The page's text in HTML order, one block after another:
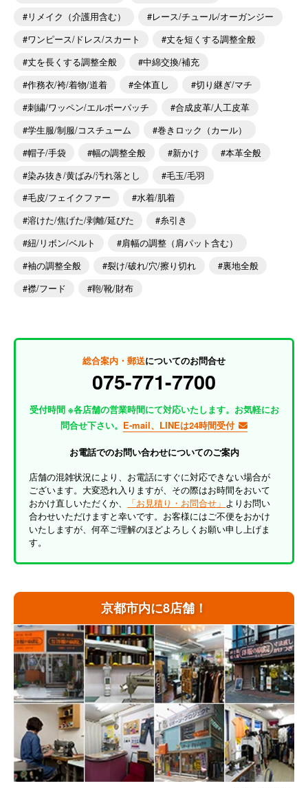
京都市内に8店舗！
リメイク（介護用含む）
レース/チュール/オーガンジー
ワンピース/ドレス/スカート
丈を短くする調整全般
丈を長くする調整全般
中綿交換/補充
作務衣/袴/着物/道着
全体直し
切り継ぎ/マチ
刺繍/ワッペン/エルボーパッチ
合成皮革/人工皮革
学生服/制服/コスチューム
巻きロック（カール）
帽子/手袋
幅の調整全般 新かけ
本革全般
染み抜き/黄ばみ/汚れ落とし
毛玉/毛羽
毛皮/フェイクファー
水着/肌着
溶けた/焦げた/剥離/延びた
糸引き
紐/リボン/ベルト
肩幅の調整（肩パット含む）
袖の調整全般
裂け/破れ/穴/擦り切れ
裏地全般
襟/フード
鞄/靴/財布
総合案内・郵送についてのお問合せ
075-771-7700
受付時間 ※各店舗の営業時間にて対応いたします。お気軽にお
問合せ下さい。 E-mail、LINEは24時間受付
お電話でのお問い合わせについてのご案内
店舗の混雑状況により、お電話にすぐに対応できない場合が
ございます。大変恐れ入りますが、その際はお時間をおいて
おかけ直しいただくか、
「お見積り・お問合せ」 よりお問い
合わせいただけますと幸いです。お客様にはご不便をおかけ
いたしますが、何卒ご理解のほどよろしくお願い申し上げま
す。